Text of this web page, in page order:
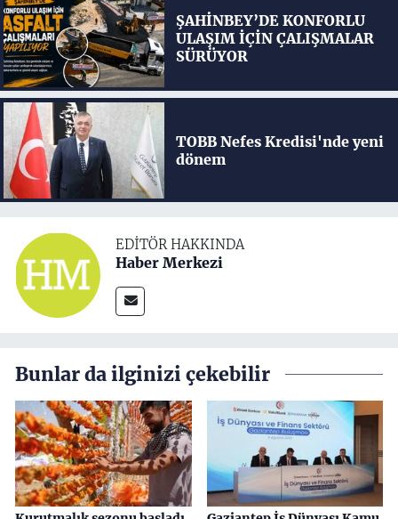
ŞAHİNBEY’DE KONFORLU
ULAŞIM İÇİN ÇALIŞMALAR
SÜRÜYOR
TOBB Nefes Kredisi'nde yeni
dönem
EDITÖR HAKKINDA
Haber Merkezi
Bunlar da ilginizi çekebilir